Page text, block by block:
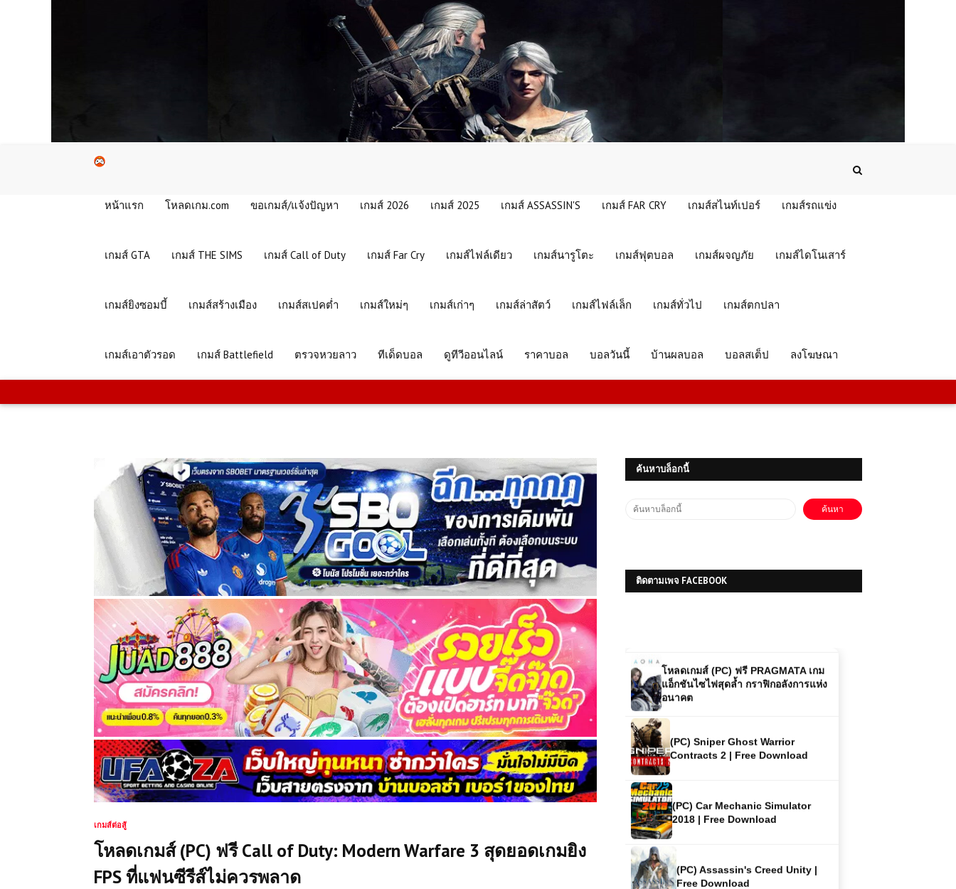
หน้าแรก โหลดเกม.com ขอเกมส์/แจ้งปัญหา เกมส์ 2026 เกมส์ 2025 เกมส์ ASSASSIN'S เกมส์ FAR CRY เกมส์สไนท์เปอร์ เกมส์รถแข่ง
เกมส์ GTA เกมส์ THE SIMS เกมส์ Call of Duty เกมส์ Far Cry เกมส์ไฟล์เดียว เกมส์นารูโตะ เกมส์ฟุตบอล เกมส์ผจญภัย เกมส์ไดโนเสาร์
เกมส์ยิงซอมบี้ เกมส์สร้างเมือง เกมส์สเปคต่ำ เกมส์ใหม่ๆ เกมส์เก่าๆ เกมส์ล่าสัตว์ เกมส์ไฟล์เล็ก เกมส์ทั่วไป เกมส์ตกปลา
เกมส์เอาตัวรอด เกมส์ Battlefield ตรวจหวยลาว ทีเด็ดบอล ดูทีวีออนไลน์ ราคาบอล บอลวันนี้ บ้านผลบอล บอลสเต็ป ลงโฆษณา
เกมส์ต่อสู้
โหลดเกมส์ (PC) ฟรี Call of Duty: Modern Warfare 3 สุดยอดเกมยิง
FPS ที่แฟนซีรีส์ไม่ควรพลาด
ค้นหาบล็อกนี้
ติดตามเพจ FACEBOOK
โหลดเกมส์ (PC) ฟรี Project Motor
(PC) One Piece Pirate Warriors 3
แอ็กชันไซไฟสุดล้ำ กราฟิกอลังการแห่ง
อนาคต
(PC) Sniper Ghost Warrior